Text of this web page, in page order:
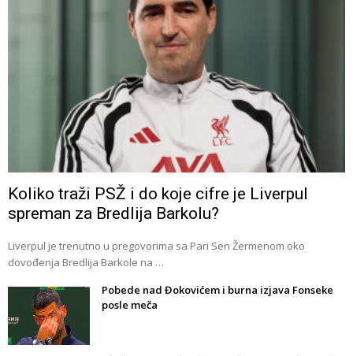
Koliko traži PSŽ i do koje cifre je Liverpul
spreman za Bredlija Barkolu?
Liverpul je trenutno u pregovorima sa Pari Sen Žermenom oko
dovođenja Bredlija Barkole na …
Pobede nad Đokovićem i burna izjava Fonseke
posle meča